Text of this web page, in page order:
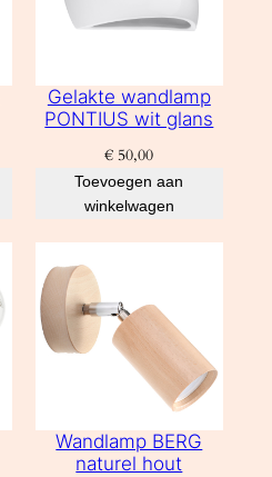
Gelakte wandlamp
PONTIUS wit glans
€ 50,00
Toevoegen aan
winkelwagen
Wandlamp BERG
naturel hout